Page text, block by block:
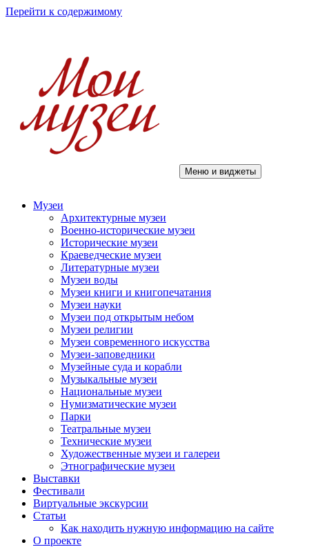
Перейти к содержимому
Меню и виджеты
Музеи
Архитектурные музеи
Военно-исторические музеи
Исторические музеи
Краеведческие музеи
Литературные музеи
Музеи воды
Музеи книги и книгопечатания
Музеи науки
Музеи под открытым небом
Музеи религии
Музеи современного искусства
Музеи-заповедники
Музейные суда и корабли
Музыкальные музеи
Национальные музеи
Нумизматические музеи
Парки
Театральные музеи
Технические музеи
Художественные музеи и галереи
Этнографические музеи
Выставки
Фестивали
Виртуальные экскурсии
Статьи
Как находить нужную информацию на сайте
О проекте